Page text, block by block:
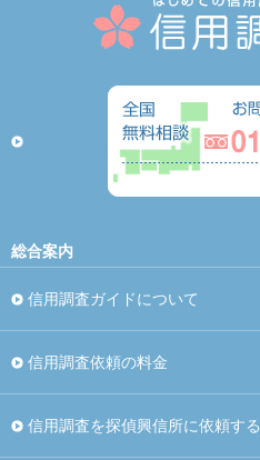
総合案内
信用調査ガイドについて
信用調査依頼の料金
信用調査を探偵興信所に依頼する